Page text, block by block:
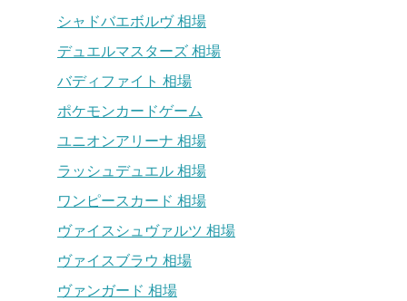
シャドバエボルヴ 相場
デュエルマスターズ 相場
バディファイト 相場
ポケモンカードゲーム
ユニオンアリーナ 相場
ラッシュデュエル 相場
ワンピースカード 相場
ヴァイスシュヴァルツ 相場
ヴァイスブラウ 相場
ヴァンガード 相場